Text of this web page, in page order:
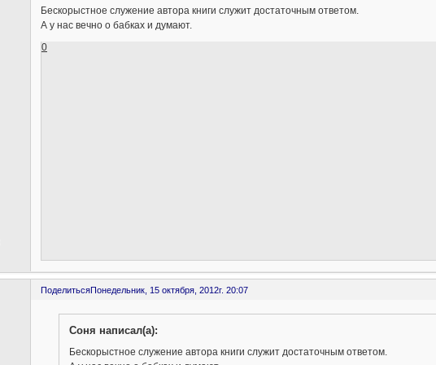
Бескорыстное служение автора книги служит достаточным ответом.
А у нас вечно о бабках и думают.
0
ПоделитьсяПонедельник, 15 октября, 2012г. 20:07
Соня написал(а):
Бескорыстное служение автора книги служит достаточным ответом.